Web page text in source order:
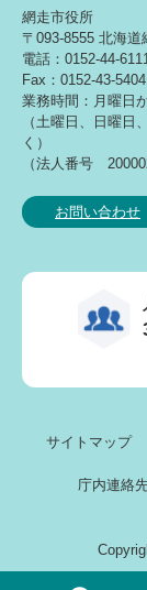
網走市役所
〒093-8555 北海
電話：0152-44-
Fax：0152-43-5404
業務時間：月曜日
（土曜日、日曜日
く）
（法人番号
お問い合わせ
サイトマップ
庁内連絡